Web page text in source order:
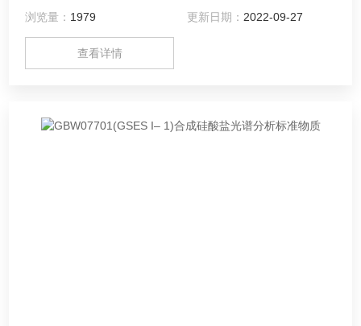
浏览量： 1979 更新日期： 2022-09-27
查看详情